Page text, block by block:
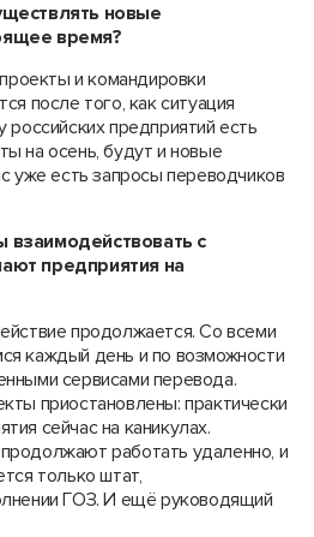
новые
время?
и командировки
после того, как ситуация
российских предприятий есть
на осень, будут и новые
уже есть запросы переводчиков
с
предприятия на
продолжается. Со всеми
каждый день и по возможности
сервисами перевода.
приостановлены: практически
сейчас на каникулах.
работать удаленно, и
только штат,
ГОЗ. И ещё руководящий